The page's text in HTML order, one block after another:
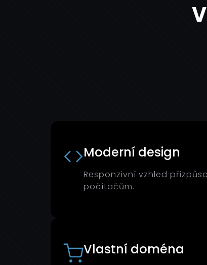
Moderní design
Responzivní vzhled
počítačům.
Vlastní doména